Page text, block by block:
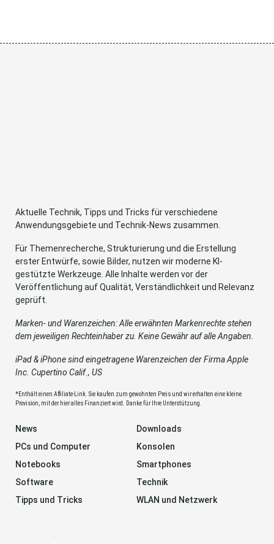
Aktuelle Technik, Tipps und Tricks für verschiedene
Anwendungsgebiete und Technik-News zusammen.
Für Themenrecherche, Strukturierung und die Erstellung
erster Entwürfe, sowie Bilder, nutzen wir moderne KI-
gestützte Werkzeuge. Alle Inhalte werden vor der
Veröffentlichung auf Qualität, Verständlichkeit und Relevanz
geprüft.
Marken- und Warenzeichen: Alle erwähnten Markenrechte stehen
dem jeweiligen Rechteinhaber zu. Keine Gewähr auf alle Angaben.
iPad & iPhone sind eingetragene Warenzeichen der Firma Apple
Inc. Cupertino Calif., US
*Enthält einen Affiliate-Link. Sie kaufen zum gewohnten Preis und wir erhalten eine kleine
Provision, mit der hier alles Finanziert wird. Danke für Ihre Unterstützung.
News
Downloads
PCs und Computer
Konsolen
Notebooks
Smartphones
Software
Technik
Tipps und Tricks
WLAN und Netzwerk